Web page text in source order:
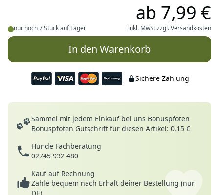
nur noch 7 Stück auf Lager
ab 7,99 €
inkl. MwSt zzgl.Versandkosten
In den Warenkorb
Sichere Zahlung
Deine Vorteile
Sammel mit jedem Einkauf bei uns Bonuspfoten
Bonuspfoten Gutschrift für diesen Artikel: 0,15 €
Hunde Fachberatung
02745 932 480
Kauf auf Rechnung
Zahle bequem nach Erhalt deiner Bestellung (nur
DE)